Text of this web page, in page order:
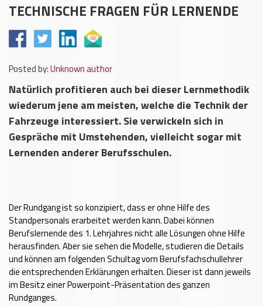
TECHNISCHE FRAGEN FÜR LERNENDE
Posted by:Unknown author
Natürlich profitieren auch bei dieser Lernmethodik
wiederum jene am meisten, welche die Technik der
Fahrzeuge interessiert. Sie verwickeln sich in
Gespräche mit Umstehenden, vielleicht sogar mit
Lernenden anderer Berufsschulen.
Der Rundgang ist so konzipiert, dass er ohne Hilfe des
Standpersonals erarbeitet werden kann. Dabei können
Berufslernende des 1. Lehrjahres nicht alle Lösungen ohne Hilfe
herausfinden. Aber sie sehen die Modelle, studieren die Details
und können am folgenden Schultag vom Berufsfachschullehrer
die entsprechenden Erklärungen erhalten. Dieser ist dann jeweils
im Besitz einer Powerpoint-Präsentation des ganzen
Rundganges.